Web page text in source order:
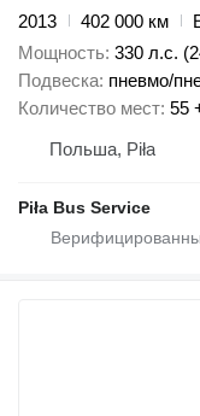
2013
402 000 км
Мощность 330 л.с.
Подвеска пневмо/
Количество мест 55
Польша, Piła
Piła Bus Service